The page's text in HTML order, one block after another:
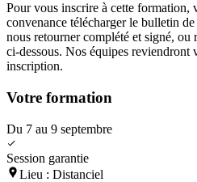
Pour vous inscrire à cette formation,
convenance télécharger le bulletin
nous retourner complété et signé,
ci-dessous. Nos équipes
inscription.
Votre formation
Du 7 au 9 septembre
Session garantie
Lieu : Distanciel